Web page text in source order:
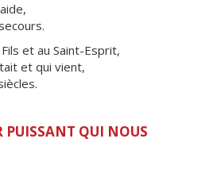
et au Saint-Esprit,
et qui vient,
PUISSANT QUI NOUS